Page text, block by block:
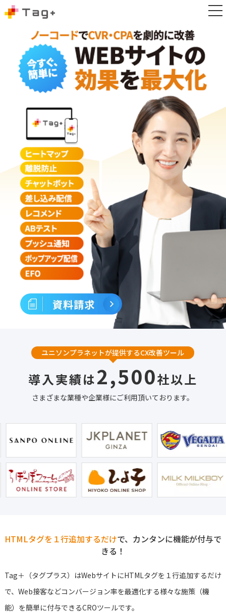
ユニソンプラネットが提供するCX改善ツール
導入実績は2,500社以上
さまざまな業種や企業様にご利用頂いております。
HTMLタグを１行追加するだけで、カンタンに機能が付与で
きる！
Tag＋（タグプラス）はWebサイトにHTMLタグを１行追加するだけ
で、Web接客などコンバージョン率を最適化する様々な施策（機
能）を簡単に付与できるCROツールです。